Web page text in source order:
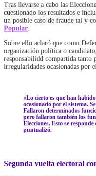
Tras llevarse a cabo las
cuestionado los resultados e
un posible caso de fraude tal y
Popular
Sobre ello aclaró que como
organización política o
responsabilidd compartida tanto
irregularidades ocasionadas por
«Lo cierto es que han
ocasionado por el sistema.
Fallaron determinados
pero fallaron también los
Elecciones. Esto se
puntualizó.
Segunda vuelta electoral